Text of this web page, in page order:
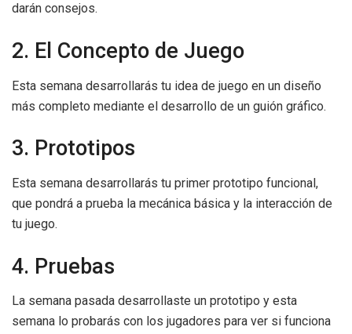
darán consejos.
2. El Concepto de Juego
Esta semana desarrollarás tu idea de juego en un diseño
más completo mediante el desarrollo de un guión gráfico.
3. Prototipos
Esta semana desarrollarás tu primer prototipo funcional,
que pondrá a prueba la mecánica básica y la interacción de
tu juego.
4. Pruebas
La semana pasada desarrollaste un prototipo y esta
semana lo probarás con los jugadores para ver si funciona